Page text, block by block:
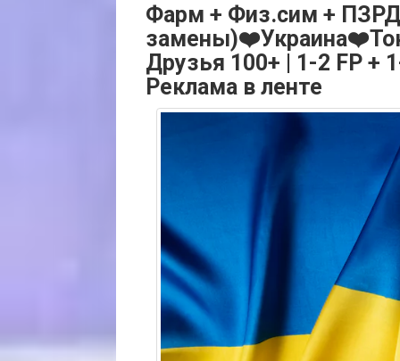
Фарм + Физ.сим +
Друзья 100+ | 1-2 FP +
Реклама в ленте